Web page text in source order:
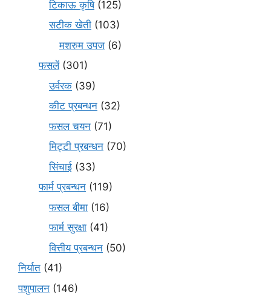
टिकाऊ कृषि(125)
सटीक खेती (103)
मशरुम उपज (6)
फसलें(301)
उर्वरक (39)
कीट प्रबन्धन (32)
फसल चयन (71)
मि‌ट्टी प्रबन्धन (70)
सिंचाई (33)
फार्म प्रबन्धन (119)
फसल बीमा (16)
फार्म सुरक्षा (41)
वित्तीय प्रबन्धन (50)
निर्यात (41)
पशुपालन (146)